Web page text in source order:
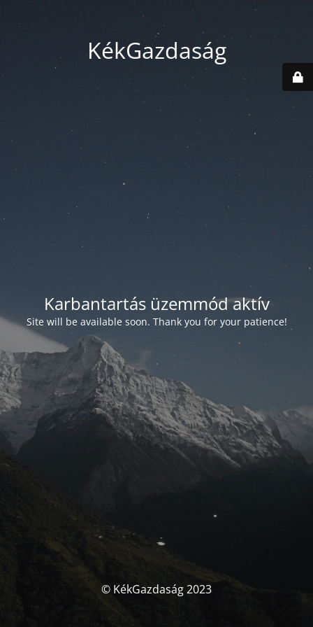
KékGazdaság
Karbantartás üzemmód aktív
Site will be available soon. Thank you for your patience!
© KékGazdaság 2023